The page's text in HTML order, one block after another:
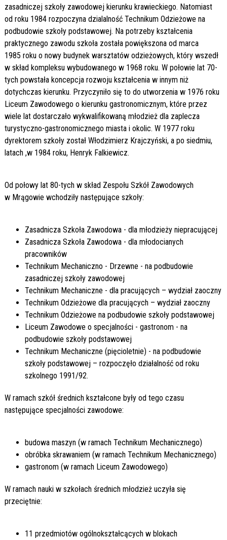
zasadniczej szkoły zawodowej kierunku krawieckiego. Natomiast
od roku 1984 rozpoczyna dzialalność Technikum Odzieżowe na
podbudowie szkoły podstawowej. Na potrzeby kształcenia
praktycznego zawodu szkoła została powiększona od marca
1985 roku o nowy budynek warsztatów odzieżowych, który wszedł
w skład kompleksu wybudowanego w 1968 roku. W połowie lat 70-
tych powstała koncepcja rozwoju kształcenia w innym niż
dotychczas kierunku. Przyczyniło się to do utworzenia w 1976 roku
Liceum Zawodowego o kierunku gastronomicznym, które przez
wiele lat dostarczało wykwalifikowaną młodzież dla zaplecza
turystyczno-gastronomicznego miasta i okolic. W 1977 roku
dyrektorem szkoły został Włodzimierz Krajczyński, a po siedmiu,
latach ,w 1984 roku, Henryk Falkiewicz.
Od połowy lat 80-tych w skład Zespołu Szkół Zawodowych
w Mrągowie wchodziły następujące szkoły:
Zasadnicza Szkoła Zawodowa - dla młodzieży niepracującej
Zasadnicza Szkoła Zawodowa - dla młodocianych
pracowników
Technikum Mechaniczno - Drzewne - na podbudowie
zasadniczej szkoły zawodowej
Technikum Mechaniczne - dla pracujących – wydział zaoczny
Technikum Odzieżowe dla pracujących – wydział zaoczny
Technikum Odzieżowe na podbudowie szkoły podstawowej
Liceum Zawodowe o specjalności - gastronom - na
podbudowie szkoły podstawowej
Technikum Mechaniczne (pięcioletnie) - na podbudowie
szkoły podstawowej – rozpoczęło działalność od roku
szkolnego 1991/92.
W ramach szkół średnich kształcone były od tego czasu
następujące specjalności zawodowe:
budowa maszyn (w ramach Technikum Mechanicznego)
obróbka skrawaniem (w ramach Technikum Mechanicznego)
gastronom (w ramach Liceum Zawodowego)
W ramach nauki w szkołach średnich młodzież uczyła się
przeciętnie:
11 przedmiotów ogólnokształcących w blokach